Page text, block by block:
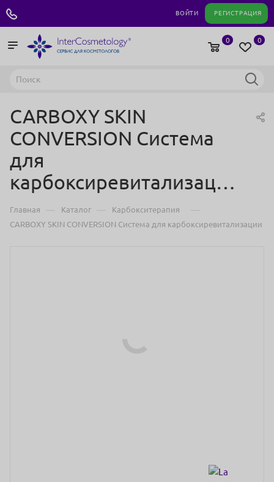
ВОЙТИ РЕГИСТРАЦИЯ
0
0
CARBOXY SKIN
CONVERSION Система
для
карбоксиревитализации
Главная — Каталог — Карбокситерапия —
CARBOXY SKIN CONVERSION Система для карбоксиревитализации